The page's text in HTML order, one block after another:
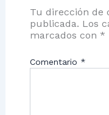
Tu dirección de
publicada. Los
marcados con *
Comentario *